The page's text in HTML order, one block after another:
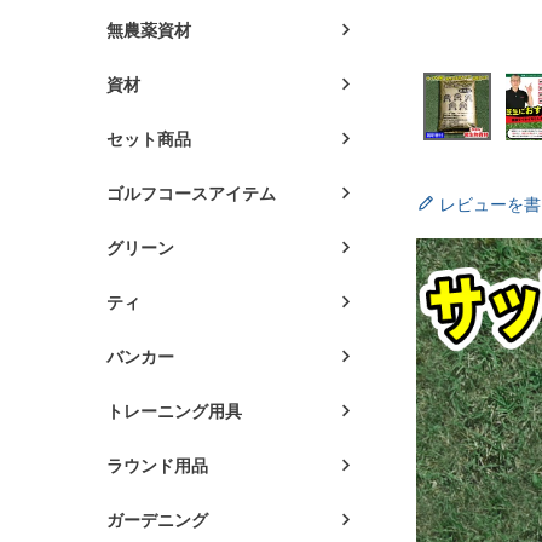
無農薬資材
資材
セット商品
ゴルフコースアイテム
グリーン
ティ
バンカー
トレーニング用具
ラウンド用品
ガーデニング
レビューを